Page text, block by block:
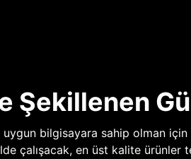
Şekillenen
bilgisayara sahip olman için
çalışacak, en üst kalite ürünler